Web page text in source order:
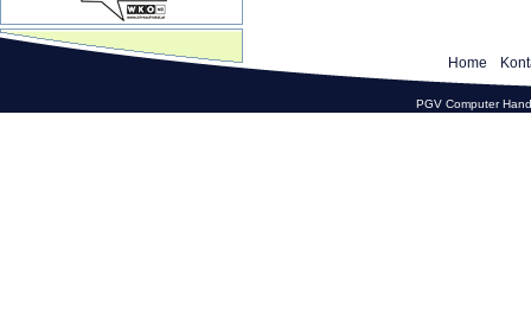
Home
PGV Computer